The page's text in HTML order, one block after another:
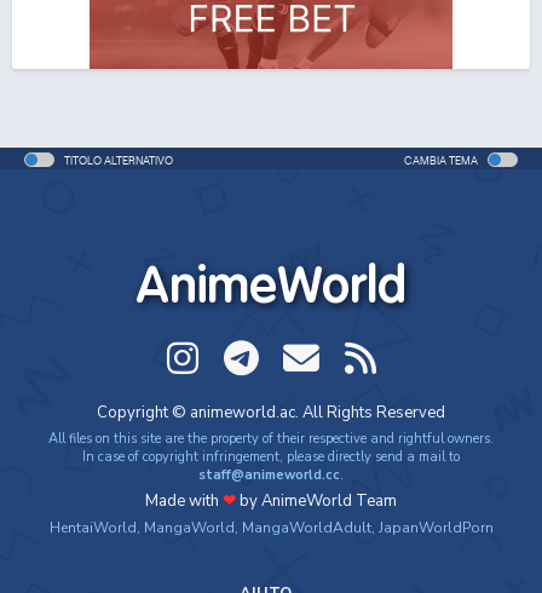
TITOLO ALTERNATIVO CAMBIA TEMA
AnimeWorld
Copyright © animeworld.ac. All Rights Reserved
All files on this site are the property of their respective and rightful owners.
In case of copyright infringement, please directly send a mail to
staff@animeworld.cc.
Made with ❤by AnimeWorld Team
HentaiWorld, MangaWorld, MangaWorldAdult, JapanWorldPorn